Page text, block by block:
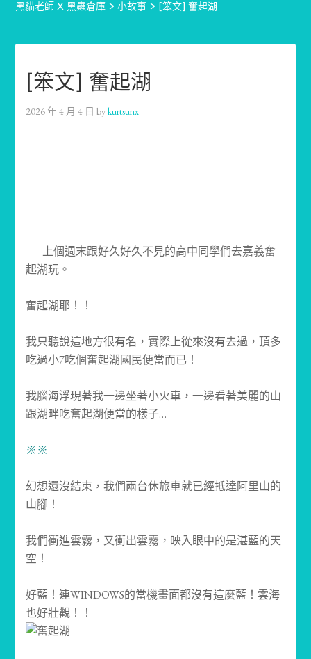
黑貓老師 X 黑蟲倉庫 >小故事 > [笨文] 奮起湖
[笨文] 奮起湖
2026 年 4 月 4 日 bykurtsunx
上個週末跟好久好久不見的高中同學們去嘉義奮
起湖玩。
奮起湖耶！！
我只聽說這地方很有名，實際上從來沒有去過，頂多
吃過小7吃個奮起湖國民便當而已！
我腦海浮現著我一邊坐著小火車，一邊看著美麗的山
跟湖畔吃奮起湖便當的樣子…
※※
幻想還沒結束，我們兩台休旅車就已經抵達阿里山的
山腳！
我們衝進雲霧，又衝出雲霧，映入眼中的是湛藍的天
空！
好藍！連WINDOWS的當機畫面都沒有這麼藍！雲海
也好壯觀！！